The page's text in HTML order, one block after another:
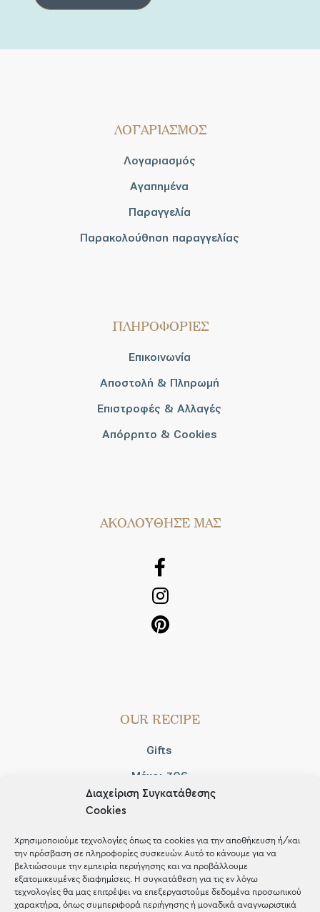
Διαχείριση Συγκατάθεσης
Cookies
Χρησιμοποιούμε τεχνολογίες όπως τα cookies για την αποθήκευση ή/και
την πρόσβαση σε πληροφορίες συσκευών. Αυτό το κάνουμε για να
βελτιώσουμε την εμπειρία περιήγησης και να προβάλλουμε
εξατομικευμένες διαφημίσεις. Η συγκατάθεση για τις εν λόγω
τεχνολογίες θα μας επιτρέψει να επεξεργαστούμε δεδομένα προσωπικού
χαρακτήρα, όπως συμπεριφορά περιήγησης ή μοναδικά αναγνωριστικά
ΛΟΓΑΡΙΑΣΜΟΣ
Λογαριασμός
Αγαπημένα
Παραγγελία
Παρακολούθηση παραγγελίας
ΠΛΗΡΟΦΟΡΙΕΣ
Επικοινωνία
Αποστολή & Πληρωμή
Επιστροφές & Αλλαγές
Απόρρητο & Cookies
AΚΟΛΟΥΘΗΣΕ ΜΑΣ
OUR RECIPE
Gifts
Μέχρι 30€
Blog